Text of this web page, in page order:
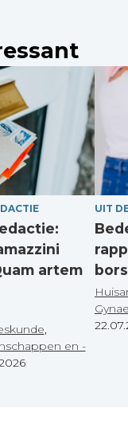
artem
en -
UIT